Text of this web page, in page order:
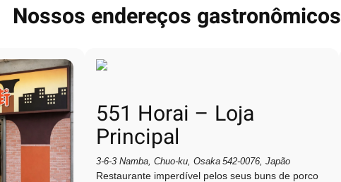
Nossos endereços gastronômicos
551 Horai – Loja
Principal
3‑6‑3 Namba, Chuo‑ku, Osaka 542‑0076, Japão
Restaurante imperdível pelos seus buns de porco